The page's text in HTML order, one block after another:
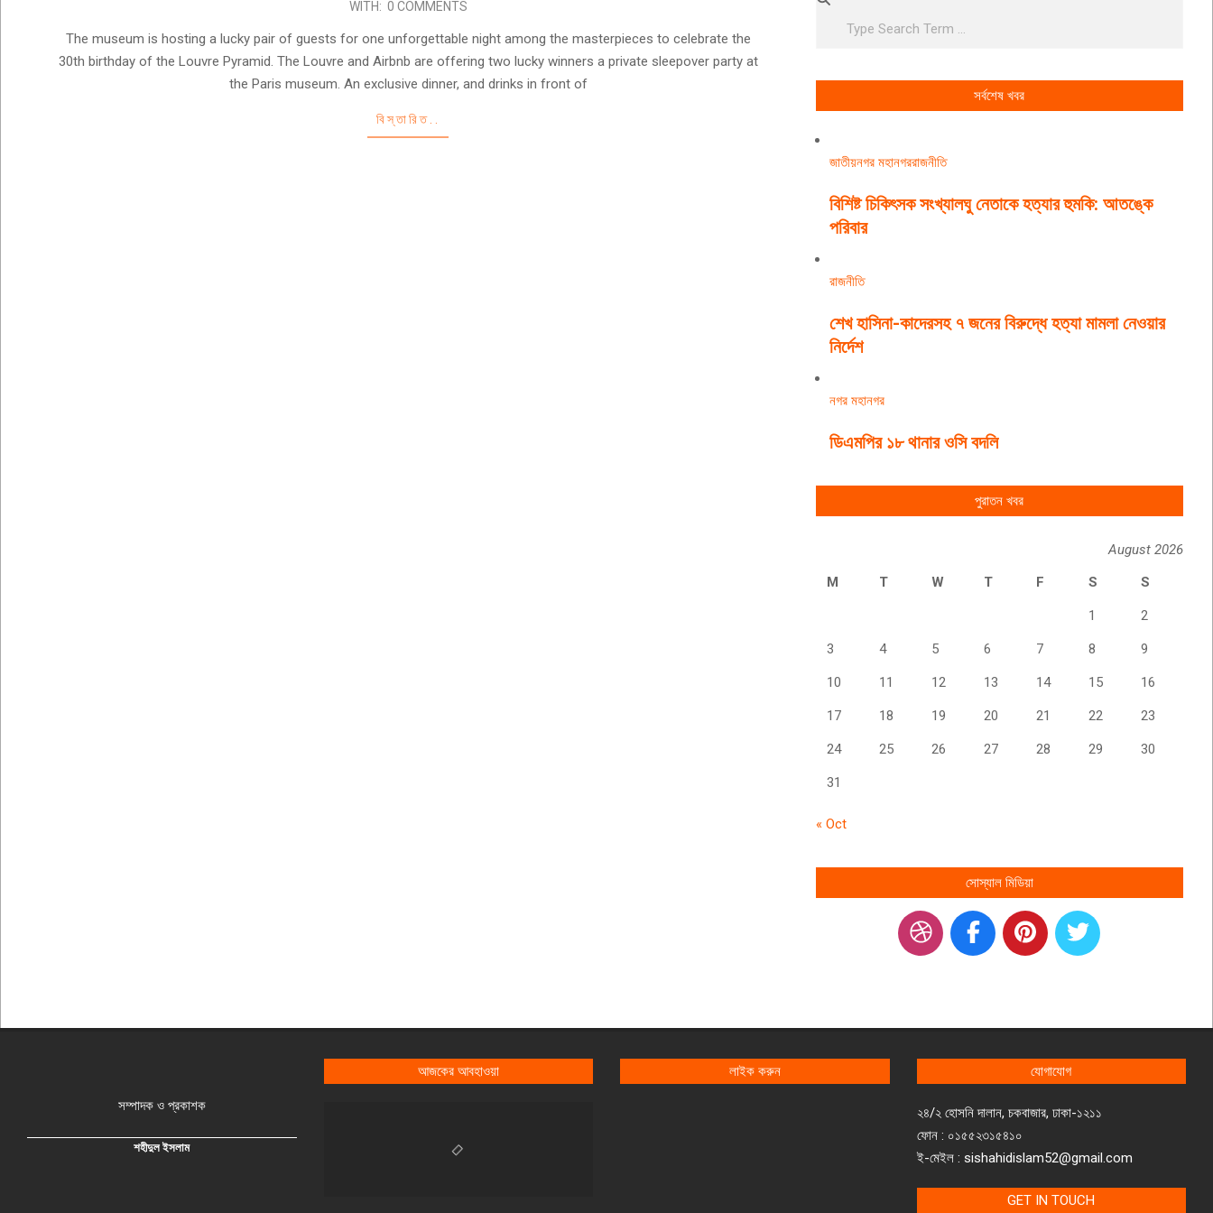
WITH: 0 COMMENTS
The museum is hosting a lucky pair of guests for one unforgettable night among the masterpieces to celebrate the
30th birthday of the Louvre Pyramid. The Louvre and Airbnb are offering two lucky winners a private sleepover party at
the Paris museum. An exclusive dinner, and drinks in front of
বিস্তারিত..
সর্বশেষ খবর
জাতীয়নগর মহানগররাজনীতি
বিশিষ্ট চিকিৎসক সংখ্যালঘু নেতাকে হত্যার হুমকি: আতঙ্কে
পরিবার
রাজনীতি
শেখ হাসিনা-কাদেরসহ ৭ জনের বিরুদ্ধে হত্যা মামলা নেওয়ার
নির্দেশ
নগর মহানগর
ডিএমপির ১৮ থানার ওসি বদলি
পুরাতন খবর
August 2026
M
T W T F S S
1 2
3 4 5 6 7 8 9
10 11 12 13 14 15 16
17 18 19 20 21 22 23
24 25 26 27 28 29 30
31
« Oct
সোস্যাল মিডিয়া
সম্পাদক ও প্রকাশক
শহীদুল ইসলাম
আজকের আবহাওয়া লাইক করুন যোগাযোগ
২৪/২ হোসনি দালান, চকবাজার, ঢাকা-১২১১
ফোন : ০১৫৫২৩১৫৪১০
ই-মেইল : sishahidislam52@gmail.com
GET IN TOUCH